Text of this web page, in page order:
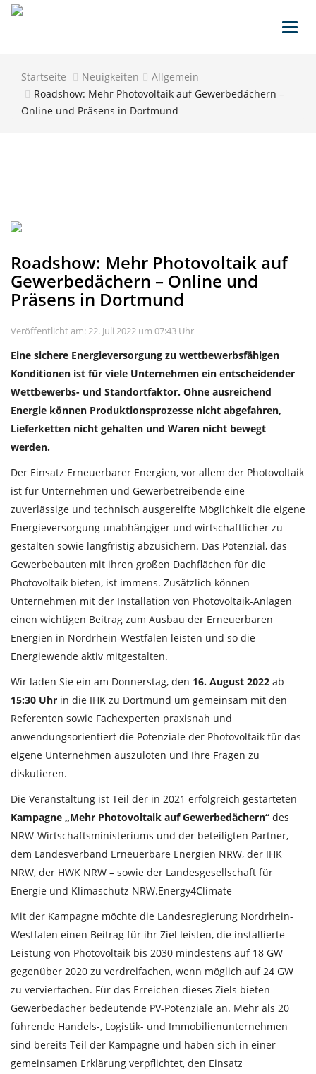
Startseite Neuigkeiten
Allgemein
Roadshow: Mehr Photovoltaik auf Gewerbedächern –
Online und Präsens in Dortmund
Roadshow: Mehr Photovoltaik auf
Gewerbedächern – Online und
Präsens in Dortmund
Veröffentlicht am: 22. Juli 2022 um 07:43 Uhr
Eine sichere Energieversorgung zu wettbewerbsfähigen
Konditionen ist für viele Unternehmen ein entscheidender
Wettbewerbs- und Standortfaktor. Ohne ausreichend
Energie können Produktionsprozesse nicht abgefahren,
Lieferketten nicht gehalten und Waren nicht bewegt
werden.
Der Einsatz Erneuerbarer Energien, vor allem der Photovoltaik
ist für Unternehmen und Gewerbetreibende eine
zuverlässige und technisch ausgereifte Möglichkeit die eigene
Energieversorgung unabhängiger und wirtschaftlicher zu
gestalten sowie langfristig abzusichern. Das Potenzial, das
Gewerbebauten mit ihren großen Dachflächen für die
Photovoltaik bieten, ist immens. Zusätzlich können
Unternehmen mit der Installation von Photovoltaik-Anlagen
einen wichtigen Beitrag zum Ausbau der Erneuerbaren
Energien in Nordrhein-Westfalen leisten und so die
Energiewende aktiv mitgestalten.
Wir laden Sie ein am Donnerstag, den 16. August 2022 ab
15:30 Uhr in die IHK zu Dortmund um gemeinsam mit den
Referenten sowie Fachexperten praxisnah und
anwendungsorientiert die Potenziale der Photovoltaik für das
eigene Unternehmen auszuloten und Ihre Fragen zu
diskutieren.
Die Veranstaltung ist Teil der in 2021 erfolgreich gestarteten
Kampagne „Mehr Photovoltaik auf Gewerbedächern“ des
NRW-Wirtschaftsministeriums und der beteiligten Partner,
dem Landesverband Erneuerbare Energien NRW, der IHK
NRW, der HWK NRW – sowie der Landesgesellschaft für
Energie und Klimaschutz NRW.Energy4Climate
Mit der Kampagne möchte die Landesregierung Nordrhein-
Westfalen einen Beitrag für ihr Ziel leisten, die installierte
Leistung von Photovoltaik bis 2030 mindestens auf 18 GW
gegenüber 2020 zu verdreifachen, wenn möglich auf 24 GW
zu vervierfachen. Für das Erreichen dieses Ziels bieten
Gewerbedächer bedeutende PV-Potenziale an. Mehr als 20
führende Handels-, Logistik- und Immobilienunternehmen
sind bereits Teil der Kampagne und haben sich in einer
gemeinsamen Erklärung verpflichtet, den Einsatz